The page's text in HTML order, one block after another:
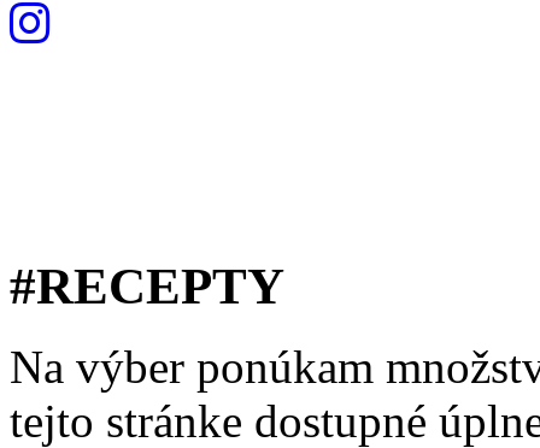
#RECEPTY
Na výber ponúkam
tejto stránke dostupné